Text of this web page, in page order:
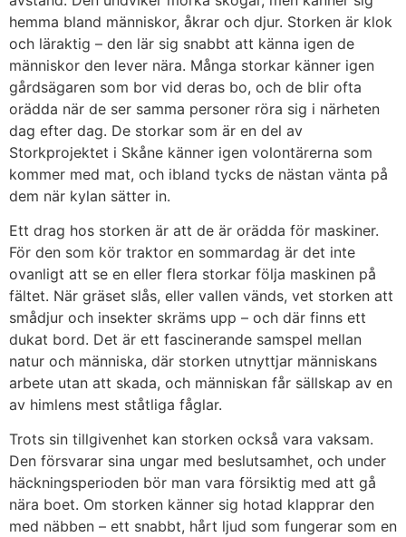
hemma bland människor, åkrar och djur. Storken är klok
och läraktig – den lär sig snabbt att känna igen de
människor den lever nära. Många storkar känner igen
gårdsägaren som bor vid deras bo, och de blir ofta
orädda när de ser samma personer röra sig i närheten
dag efter dag. De storkar som är en del av
Storkprojektet i Skåne känner igen volontärerna som
kommer med mat, och ibland tycks de nästan vänta på
dem när kylan sätter in.
Ett drag hos storken är att de är orädda för maskiner.
För den som kör traktor en sommardag är det inte
ovanligt att se en eller flera storkar följa maskinen på
fältet. När gräset slås, eller vallen vänds, vet storken att
smådjur och insekter skräms upp – och där finns ett
dukat bord. Det är ett fascinerande samspel mellan
natur och människa, där storken utnyttjar människans
arbete utan att skada, och människan får sällskap av en
av himlens mest ståtliga fåglar.
Trots sin tillgivenhet kan storken också vara vaksam.
Den försvarar sina ungar med beslutsamhet, och under
häckningsperioden bör man vara försiktig med att gå
nära boet. Om storken känner sig hotad klapprar den
med näbben – ett snabbt, hårt ljud som fungerar som en